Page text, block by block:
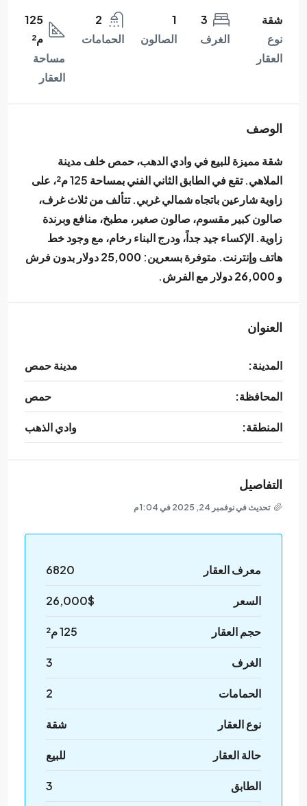
شقة
نوع
العقار
3
الغرف
1
الصالون
2
الحمامات
125
م²
مساحة
العقار
الوصف
شقة مميزة للبيع فيوادي الدهب، حمصخلف مدينة
الملاهي
. تقع في الطابق الثاني الفني بمساحة 125 م²، على
زاوية شارعين باتجاه شمالي غربي. تتألف من ثلاث غرف،
صالون كبير مقسوم، صالون صغير، مطبخ، منافع وبرندة
زاوية. الإكساء جيد جداً، ودرج البناء رخام، مع وجود خط
هاتف وإنترنت. متوفرة بسعرين: 25,000 دولار بدون فرش
و26,000 دولار مع الفرش .
العنوان
المدينة: مدينة حمص
المحافظة: حمص
المنطقة: وادي الذهب
التفاصيل
تحديث في نوفمبر 24, 2025 في 1:04 م
معرف العقار 6820
السعر 26,000$
حجم العقار 125 م²
الغرف 3
الحمامات 2
نوع العقار شقة
حالة العقار للبيع
الطابق 3